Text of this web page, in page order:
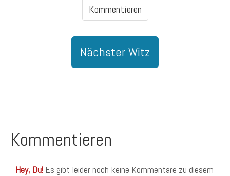
Kommentieren
Nächster Witz
Kommentieren
Hey, Du! Es gibt leider noch keine Kommentare zu diesem